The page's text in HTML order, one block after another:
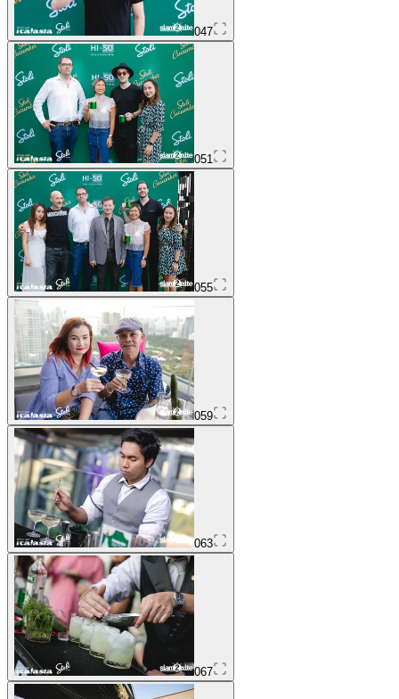
047
051
055
059
063
067